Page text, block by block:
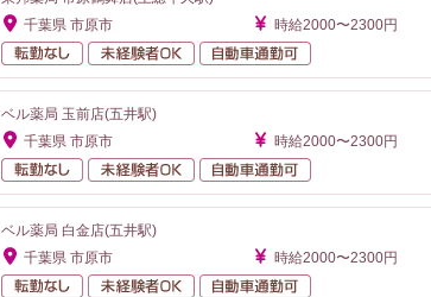
千葉県 市原市
時給2000〜2300円
転勤なし
未経験者OK
ベル薬局 玉前店(五井駅)
千葉県 市原市
時給2000〜2300円
転勤なし
未経験者OK
ベル薬局 白金店(五井駅)
千葉県 市原市
時給2000〜2300円
転勤なし
未経験者OK